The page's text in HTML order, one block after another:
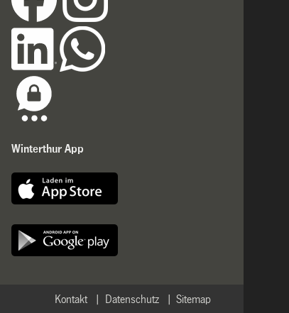
Winterthur App
Sitemap
Datenschutz
Kontakt